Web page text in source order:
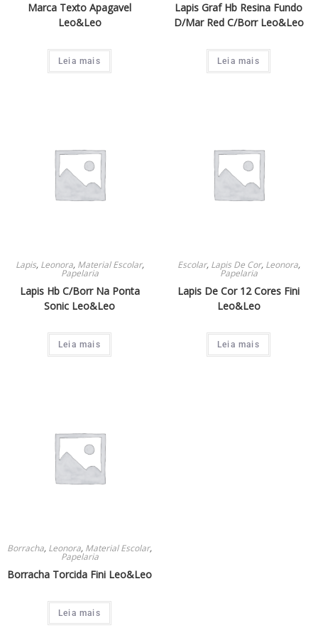
Marca Texto Apagavel
Leo&Leo
Leia mais
Lapis Graf Hb Resina Fundo
D/Mar Red C/Borr Leo&Leo
Leia mais
Lapis, Leonora, Material Escolar,
Papelaria
Lapis Hb C/Borr Na Ponta
Sonic Leo&Leo
Leia mais
Escolar, Lapis De Cor, Leonora,
Papelaria
Lapis De Cor 12 Cores Fini
Leo&Leo
Leia mais
Borracha, Leonora, Material Escolar,
Papelaria
Borracha Torcida Fini Leo&Leo
Leia mais